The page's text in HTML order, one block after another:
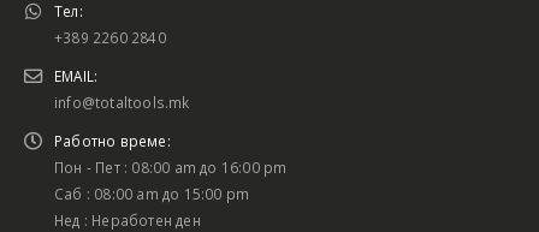
Тел:
+389 2260 2840
EMAIL:
info@totaltools.mk
Работно време:
Пон - Пет : 08:00 am до 16:00 pm
Саб : 08:00 am до 15:00 pm
Нед : Неработен ден